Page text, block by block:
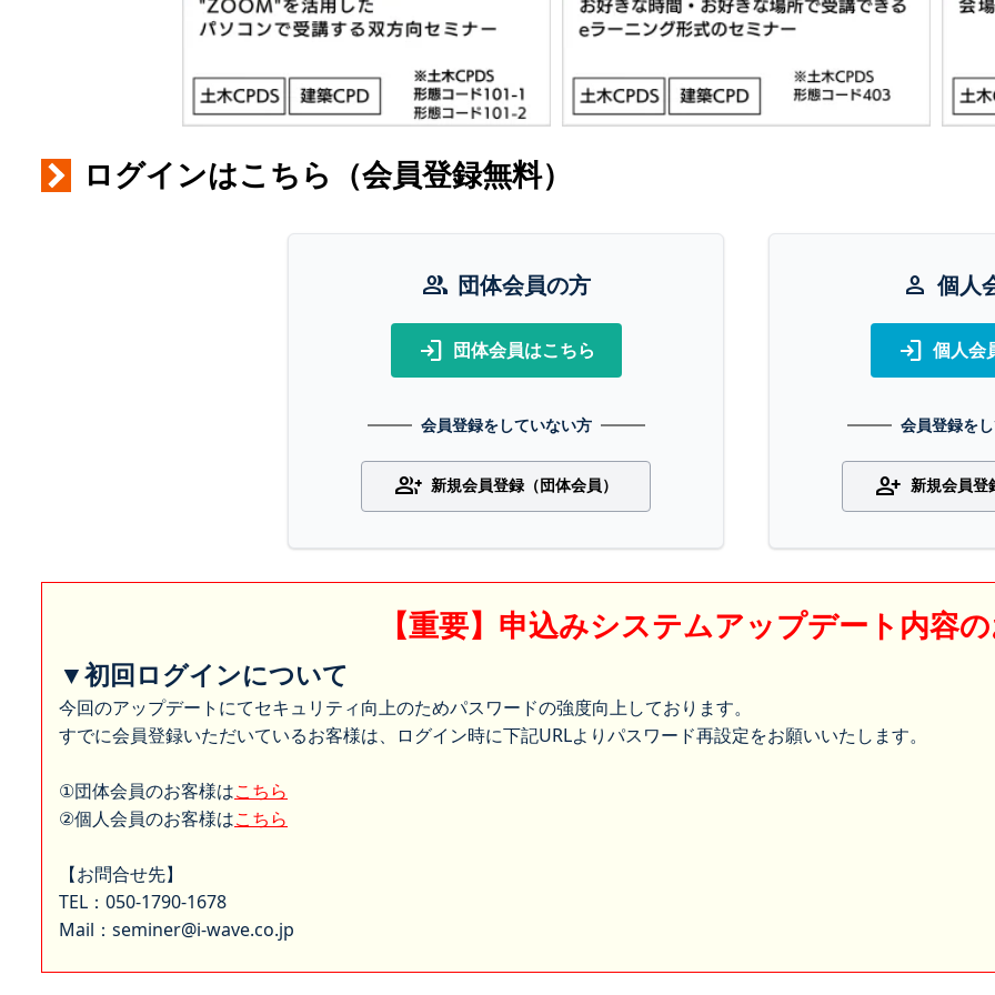
ログインはこちら（会員登録無料）
group 団体会員の方
login 団体会員はこちら
会員登録をしていない方
group_add 新規会員登録（団体会員）
person 個人
login 個人会
会員登録を
person_add 新規会員登
【重要】申込みシステムアップデート内容
▼初回ログインについて
今回のアップデートにてセキュリティ向上のためパスワードの強度向上しております。
すでに会員登録いただいているお客様は、ログイン時に下記URLよりパスワード再設定をお願いいたします。
①団体会員のお客様はこちら
②個人会員のお客様はこちら
【お問合せ先】
TEL：050-1790-1678
Mail：seminer@i-wave.co.jp